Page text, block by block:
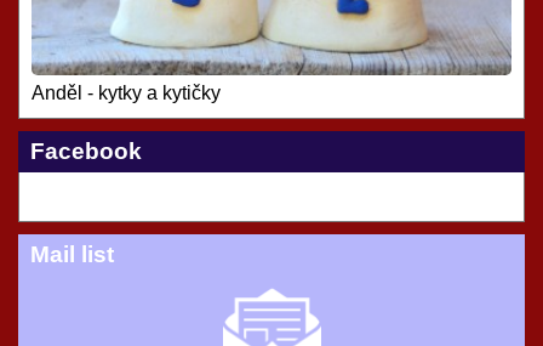
Anděl - kytky a kytičky
Facebook
Mail list